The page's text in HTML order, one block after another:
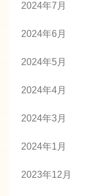
2024年7月
2024年6月
2024年5月
2024年4月
2024年3月
2024年1月
2023年12月